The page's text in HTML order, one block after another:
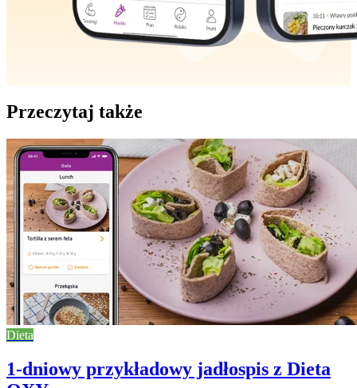
Przeczytaj także
Dieta
1-dniowy przykładowy jadłospis z Dieta